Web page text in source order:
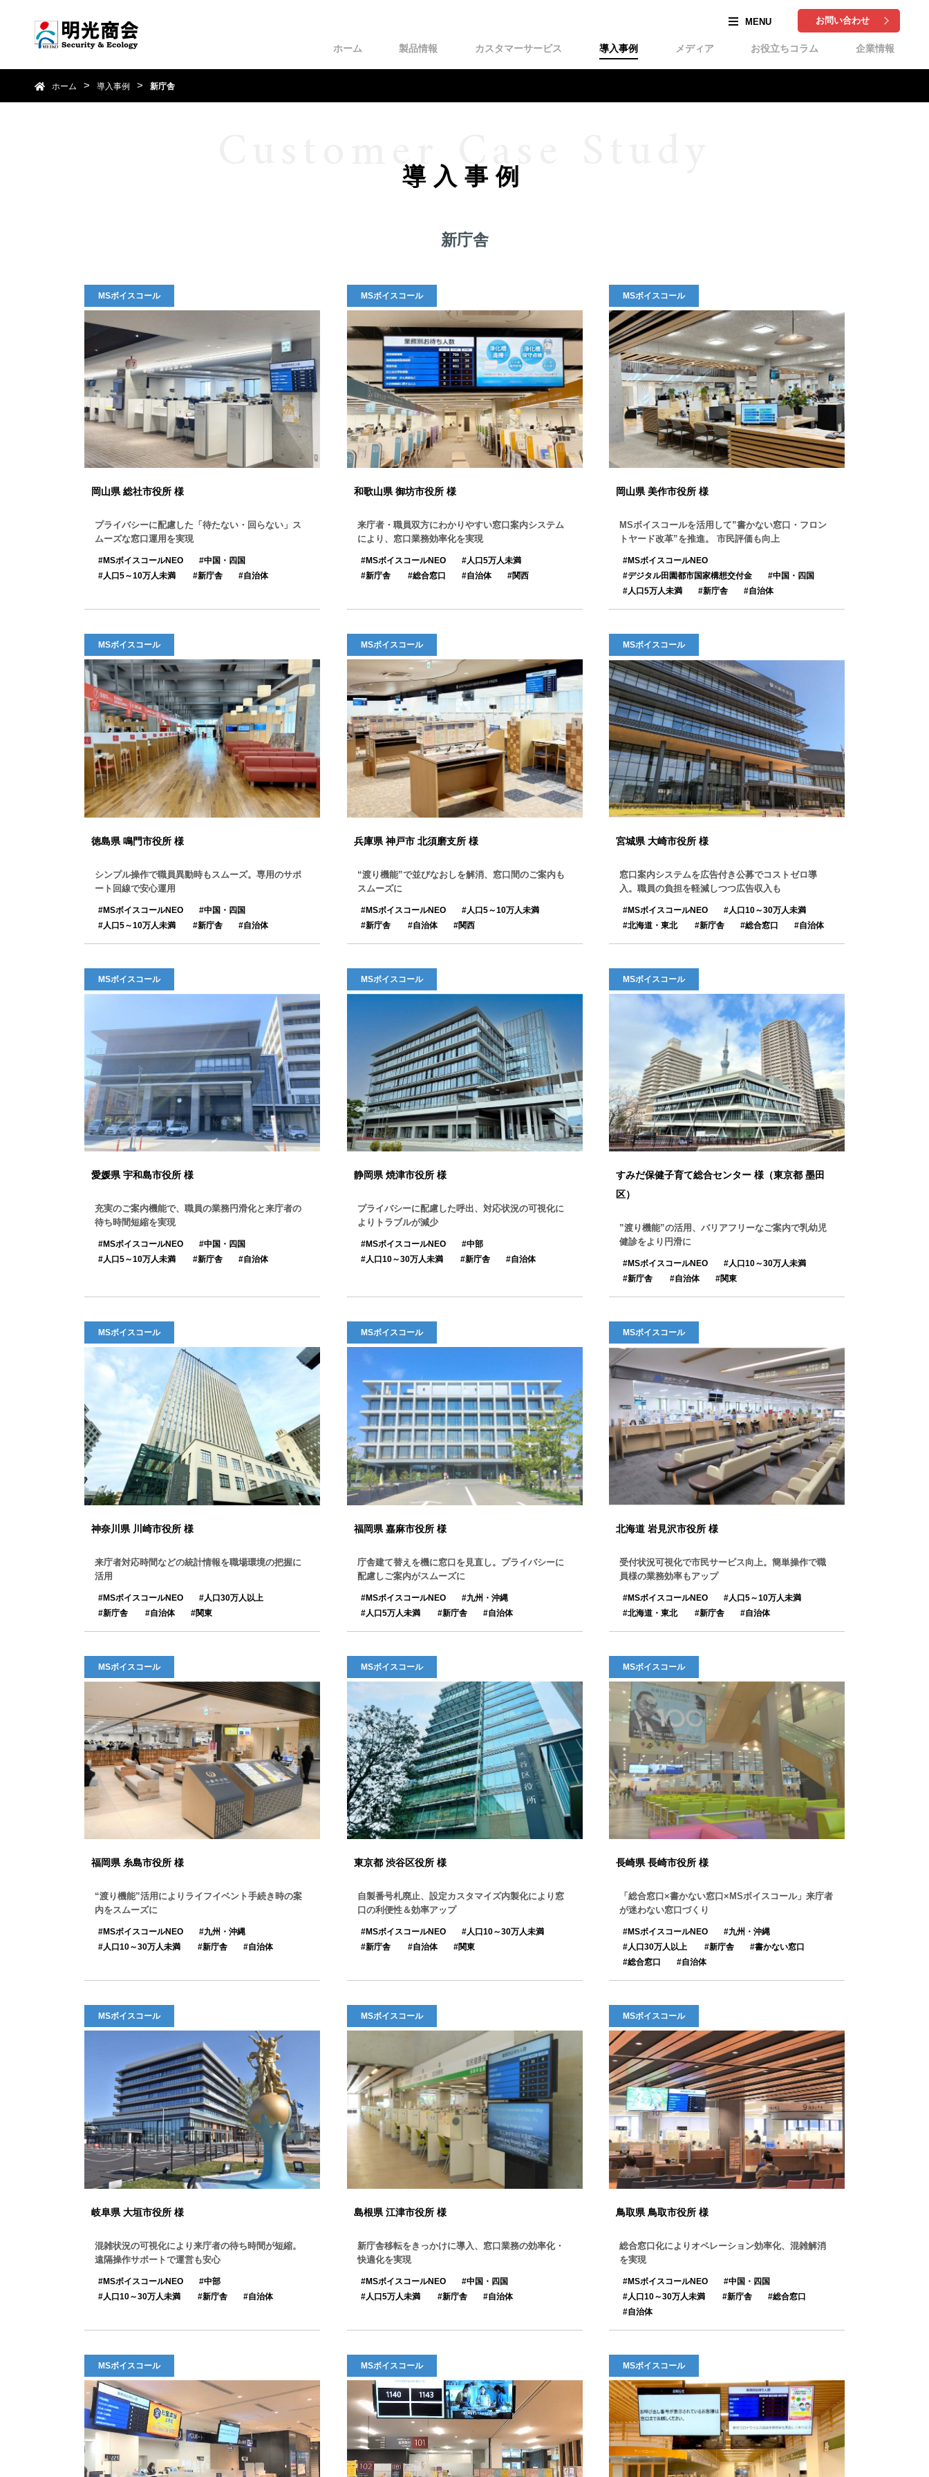
お問い合わせ
ホーム 製品情報 カスタマーサービス 導入事例 メディア お役立ちコラム 企業情報
ホーム 導入事例 新庁舎
導入事例
Customer Case Study
新庁舎
MSボイスコール
岡山県 総社市役所 様
プライバシーに配慮した「待たない・回らない」ス
ムーズな窓口運用を実現
MSボイスコールNEO
中国・四国
人口5～10万人未満
新庁舎 自治体
MSボイスコール
和歌山県 御坊市役所 様
来庁者・職員双方にわかりやすい窓口案内システム
により、窓口業務効率化を実現
MSボイスコールNEO
人口5万人未満
新庁舎
総合窓口 自治体 関西
MSボイスコール
岡山県 美作市役所 様
MSボイスコールを活用して”書かない窓口・フロン
トヤード改革”を推進。 市民評価も向上
MSボイスコールNEO
デジタル田園都市国家構想交付金
中国・四国
人口5万人未満
新庁舎 自治体
MSボイスコール
徳島県 鳴門市役所 様
シンプル操作で職員異動時もスムーズ。専用のサポ
ート回線で安心運用
MSボイスコールNEO
中国・四国
人口5～10万人未満
新庁舎 自治体
MSボイスコール
兵庫県 神戸市 北須磨支所 様
“渡り機能”で並びなおしを解消、窓口間のご案内も
スムーズに
MSボイスコールNEO
人口5～10万人未満
新庁舎
自治体 関西
MSボイスコール
宮城県 大崎市役所 様
窓口案内システムを広告付き公募でコストゼロ導
入。職員の負担を軽減しつつ広告収入も
MSボイスコールNEO
人口10～30万人未満
北海道・東北
新庁舎 総合窓口 自治体
MSボイスコール
愛媛県 宇和島市役所 様
充実のご案内機能で、職員の業務円滑化と来庁者の
待ち時間短縮を実現
MSボイスコールNEO
中国・四国
人口5～10万人未満
新庁舎 自治体
MSボイスコール
静岡県 焼津市役所 様
プライバシーに配慮した呼出、対応状況の可視化に
よりトラブルが減少
MSボイスコールNEO
中部
人口10～30万人未満
新庁舎 自治体
MSボイスコール
すみだ保健子育て総合センター 様（東京都 墨田
区）
”渡り機能”の活用、バリアフリーなご案内で乳幼児
健診をより円滑に
MSボイスコールNEO
人口10～30万人未満
新庁舎
自治体 関東
MSボイスコール
神奈川県 川崎市役所 様
来庁者対応時間などの統計情報を職場環境の把握に
活用
MSボイスコールNEO
人口30万人以上
新庁舎
自治体 関東
MSボイスコール
福岡県 嘉麻市役所 様
庁舎建て替えを機に窓口を見直し。プライバシーに
配慮しご案内がスムーズに
MSボイスコールNEO
九州・沖縄
人口5万人未満
新庁舎 自治体
MSボイスコール
北海道 岩見沢市役所 様
受付状況可視化で市民サービス向上。簡単操作で職
員様の業務効率もアップ
MSボイスコールNEO
人口5～10万人未満
北海道・東北
新庁舎 自治体
MSボイスコール
福岡県 糸島市役所 様
“渡り機能”活用によりライフイベント手続き時の案
内をスムーズに
MSボイスコールNEO
九州・沖縄
人口10～30万人未満
新庁舎 自治体
MSボイスコール
東京都 渋谷区役所 様
自製番号札廃止、設定カスタマイズ内製化により窓
口の利便性＆効率アップ
MSボイスコールNEO
人口10～30万人未満
新庁舎
自治体 関東
MSボイスコール
長崎県 長崎市役所 様
「総合窓口×書かない窓口×MSボイスコール」来庁者
が迷わない窓口づくり
MSボイスコールNEO
九州・沖縄
人口30万人以上
新庁舎
書かない窓口
総合窓口
自治体
MSボイスコール
岐阜県 大垣市役所 様
混雑状況の可視化により来庁者の待ち時間が短縮。
遠隔操作サポートで運営も安心
MSボイスコールNEO
中部
人口10～30万人未満
新庁舎 自治体
MSボイスコール
島根県 江津市役所 様
新庁舎移転をきっかけに導入、窓口業務の効率化・
快適化を実現
MSボイスコールNEO
中国・四国
人口5万人未満
新庁舎 自治体
MSボイスコール
鳥取県 鳥取市役所 様
総合窓口化によりオペレーション効率化、混雑解消
を実現
MSボイスコールNEO
中国・四国
人口10～30万人未満
新庁舎
総合窓口
自治体
MSボイスコール MSボイスコール MSボイスコール